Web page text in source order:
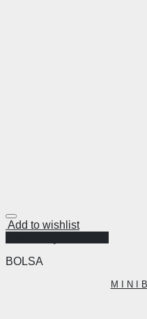
Add to wishlist
BOLSA
M I N I